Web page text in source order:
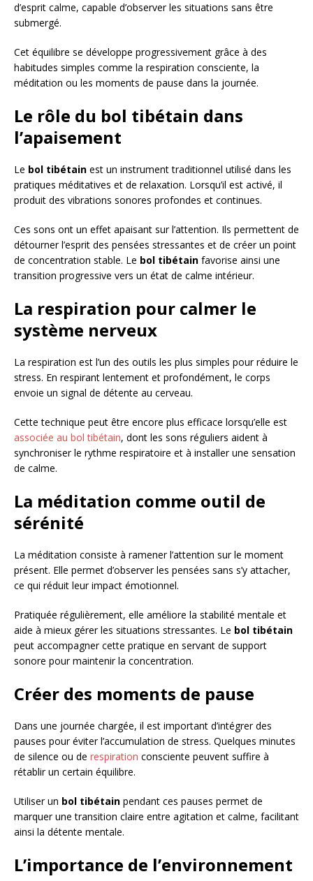
d’esprit calme, capable d’observer les situations sans être
submergé.
Cet équilibre se développe progressivement grâce à des
habitudes simples comme la respiration consciente, la
méditation ou les moments de pause dans la journée.
Le rôle du bol tibétain dans
l’apaisement
Le bol tibétain est un instrument traditionnel utilisé dans les
pratiques méditatives et de relaxation. Lorsqu’il est activé, il
produit des vibrations sonores profondes et continues.
Ces sons ont un effet apaisant sur l’attention. Ils permettent de
détourner l’esprit des pensées stressantes et de créer un point
de concentration stable. Le bol tibétain favorise ainsi une
transition progressive vers un état de calme intérieur.
La respiration pour calmer le
système nerveux
La respiration est l’un des outils les plus simples pour réduire le
stress. En respirant lentement et profondément, le corps
envoie un signal de détente au cerveau.
Cette technique peut être encore plus efficace lorsqu’elle est
associée au bol tibétain, dont les sons réguliers aident à
synchroniser le rythme respiratoire et à installer une sensation
de calme.
La méditation comme outil de
sérénité
La méditation consiste à ramener l’attention sur le moment
présent. Elle permet d’observer les pensées sans s’y attacher,
ce qui réduit leur impact émotionnel.
Pratiquée régulièrement, elle améliore la stabilité mentale et
aide à mieux gérer les situations stressantes. Le bol tibétain
peut accompagner cette pratique en servant de support
sonore pour maintenir la concentration.
Créer des moments de pause
Dans une journée chargée, il est important d’intégrer des
pauses pour éviter l’accumulation de stress. Quelques minutes
de silence ou de respiration consciente peuvent suffire à
rétablir un certain équilibre.
Utiliser un bol tibétain pendant ces pauses permet de
marquer une transition claire entre agitation et calme, facilitant
ainsi la détente mentale.
L’importance de l’environnement